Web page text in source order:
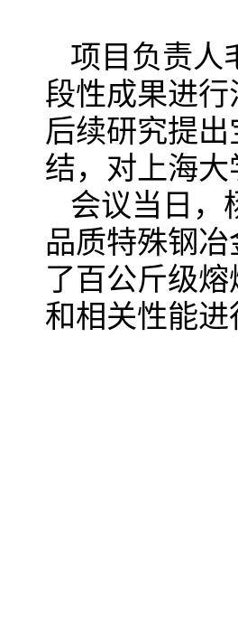
项目负责人
段性成果进
后续研究提
结，对上海
会议当日，
品质特殊钢
了百公斤级
和相关性能